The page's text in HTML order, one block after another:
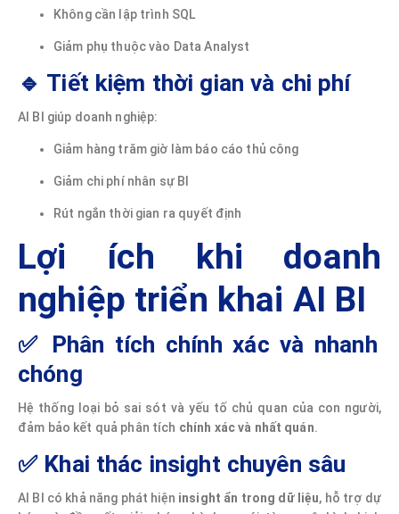
Không cần lập trình SQL
Giảm phụ thuộc vào Data Analyst
🔹 Tiết kiệm thời gian và chi phí
AI BI giúp doanh nghiệp:
Giảm hàng trăm giờ làm báo cáo thủ công
Giảm chi phí nhân sự BI
Rút ngắn thời gian ra quyết định
Lợi ích khi doanh
nghiệp triển khai AI BI
✅ Phân tích chính xác và nhanh
chóng
Hệ thống loại bỏ sai sót và yếu tố chủ quan của con người,
đảm bảo kết quả phân tích chính xác và nhất quán.
✅ Khai thác insight chuyên sâu
AI BI có khả năng phát hiện insight ẩn trong dữ liệu, hỗ trợ dự